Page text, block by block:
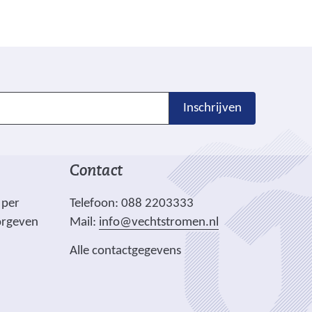
Inschrijven
Contact
Telefoon: 088 2203333
Mail: info@vechtstromen.nl
Alle contactgegevens